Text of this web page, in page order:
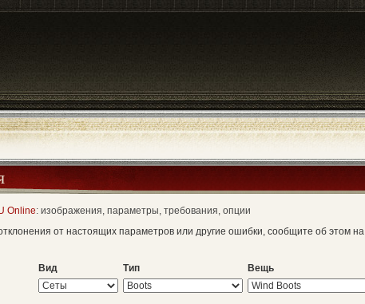
Online: изображения, параметры, требования, опции
от настоящих параметров или другие ошибки, сообщите об этом на
Вид Тип Вещь